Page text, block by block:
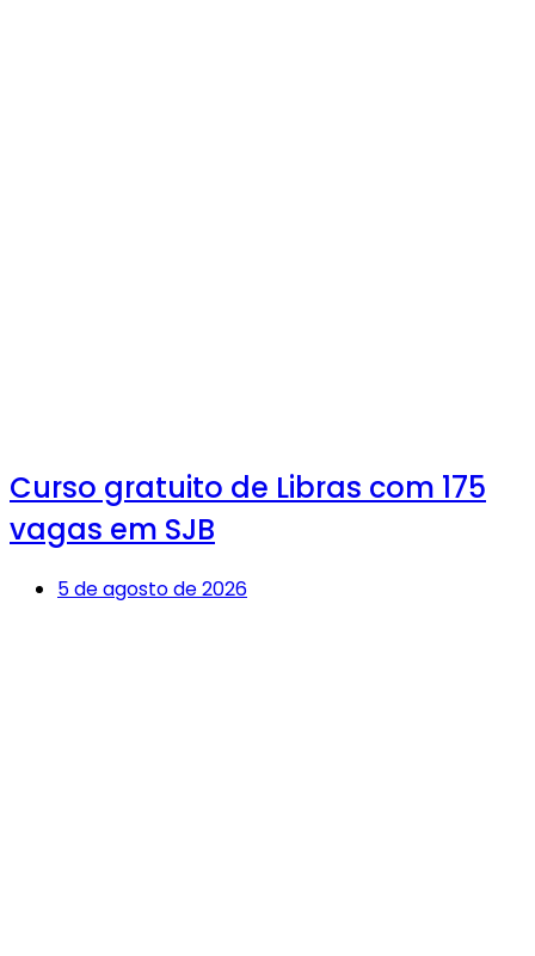
Curso gratuito de Libras com 175
vagas em SJB
5 de agosto de 2026